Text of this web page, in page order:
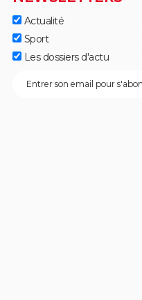
Actualité
Sport
Les dossiers d'actu